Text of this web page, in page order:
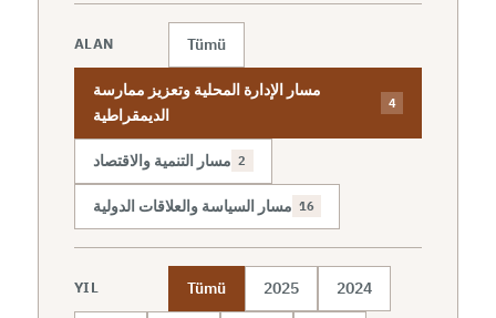
ALAN Tümü
مسار الإدارة المحلية وتعزيز ممارسة
الديمقراطية
4
مسار التنمية والاقتصاد 2
مسار السياسة والعلاقات الدولية 16
YIL Tümü 2025 2024